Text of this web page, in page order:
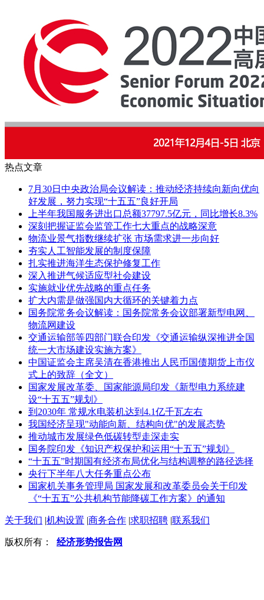
热点文章
7月30日中央政治局会议解读：推动经济持续向新向优向
好发展，努力实现“十五五”良好开局
上半年我国服务进出口总额37797.5亿元，同比增长8.3%
深刻把握证监会监管工作七大重点的战略深意
物流业景气指数继续扩张 市场需求进一步向好
夯实人工智能发展的制度保障
扎实推进海洋生态保护修复工作
深入推进气候适应型社会建设
实施就业优先战略的重点任务
扩大内需是做强国内大循环的关键着力点
国务院常务会议解读：国务院常务会议部署新型电网、
物流网建设
交通运输部等四部门联合印发《交通运输纵深推进全国
统一大市场建设实施方案》
中国证监会主席吴清在香港推出人民币国债期货上市仪
式上的致辞（全文）
国家发展改革委、国家能源局印发《新型电力系统建
设“十五五”规划》
到2030年 常规水电装机达到4.1亿千瓦左右
我国经济呈现"动能向新、结构向优"的发展态势
推动城市发展绿色低碳转型走深走实
国务院印发《知识产权保护和运用“十五五”规划》
“十五五”时期国有经济布局优化与结构调整的路径选择
央行下半年八大任务重点公布
国家机关事务管理局 国家发展和改革委员会关于印发
《“十五五”公共机构节能降碳工作方案》的通知
关于我们 |机构设置 |商务合作 |求职招聘 |联系我们
版权所有： 经济形势报告网